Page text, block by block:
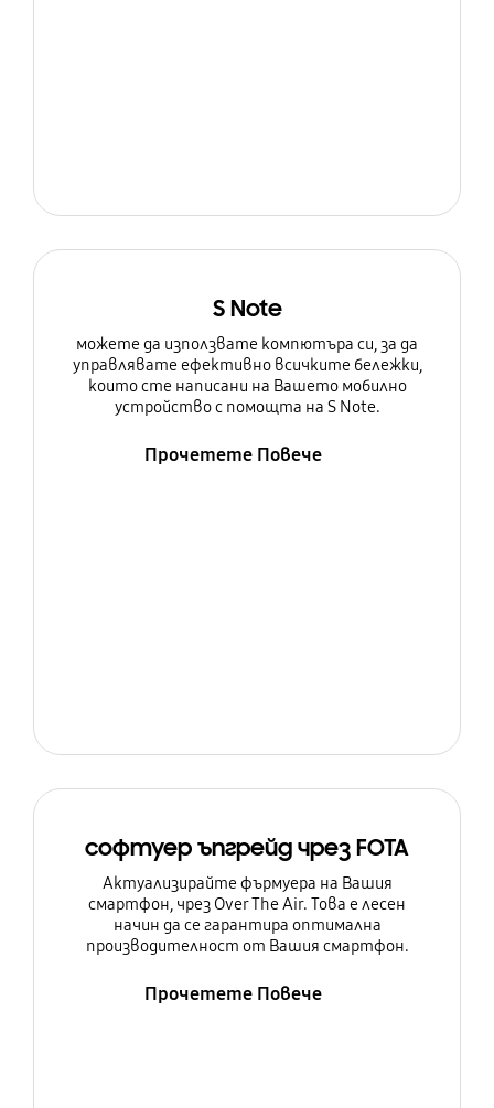
S Note
можете да използвате компютъра си, за да
управлявате ефективно всичките бележки,
които сте написани на Вашето мобилно
устройство с помощта на S Note.
Прочетете Повече
софтуер ъпгрейд чрез FOTA
Актуализирайте фърмуера на Вашия
смартфон, чрез Over The Air. Това е лесен
начин да се гарантира оптимална
производителност от Вашия смартфон.
Прочетете Повече